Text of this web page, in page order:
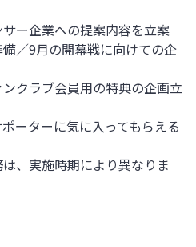
ー企業への提案内容を立案
／9月の開幕戦に向けての企
クラブ会員用の特典の企画立
ーターに気に入ってもらえる
、実施時期により異なりま